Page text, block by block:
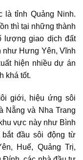
là tỉnh Quảng Ninh.
thì tại những thành
lượng giao dịch đất
như Hưng Yên, Vĩnh
hiện nhiều dự án
khá tốt.
giới, hiệu ứng sôi
Nẵng và Nha Trang
vực này như Bình
bắt đầu sôi động từ
Huế, Quảng Trị,